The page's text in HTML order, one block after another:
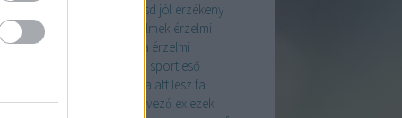
értsd jól érzékeny
érzékeny szerető érzelmek érzelmi
érzelmi intelligencia érzelmi
esgészséges a sport eső
évek alatt lesz fa
evés évtervező ex ezek